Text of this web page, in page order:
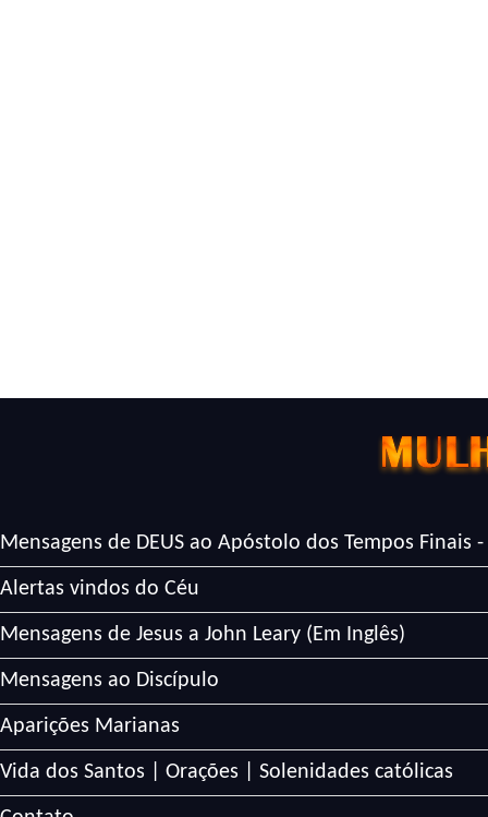
Mensagens de DEUS ao Apóstolo dos Tempos Finais -
Alertas vindos do Céu
Mensagens de Jesus a John Leary (Em Inglês)
Mensagens ao Discípulo
Aparições Marianas
Vida dos Santos | Orações | Solenidades católicas